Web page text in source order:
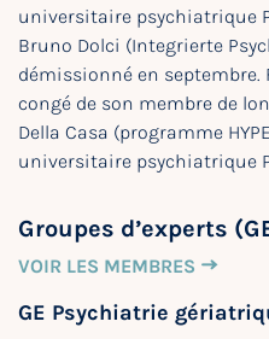
universitaire psychiatrique
Bruno Dolci (Integrierte
démissionné en septembre.
congé de son membre de
Della Casa (programme
universitaire psychiatrique
Groupes d’experts
VOIR LES MEMBRES
GE Psychiatrie